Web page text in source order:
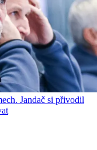
Jandač si přivodil